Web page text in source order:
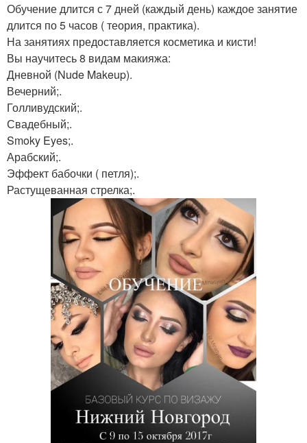
Обучение длится с 7 дней (каждый день) каждое занятие
длится по 5 часов ( теория, практика).
На занятиях предоставляется косметика и кисти!
Вы научитесь 8 видам макияжа:
Дневной (Nude Makeup).
Вечерний;.
Голливудский;.
Свадебный;.
Smoky Eyes;.
Арабский;.
Эффект бабочки ( петля);.
Растущеванная стрелка;.